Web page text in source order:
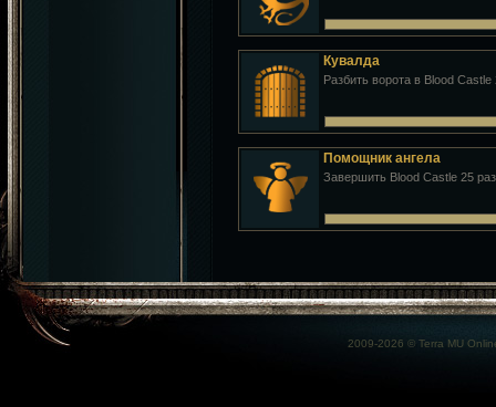
Кувалда
Разбить ворота в Blood Castle
Помощник ангела
Завершить Blood Castle 25 раз
2009-2026 © Terra MU